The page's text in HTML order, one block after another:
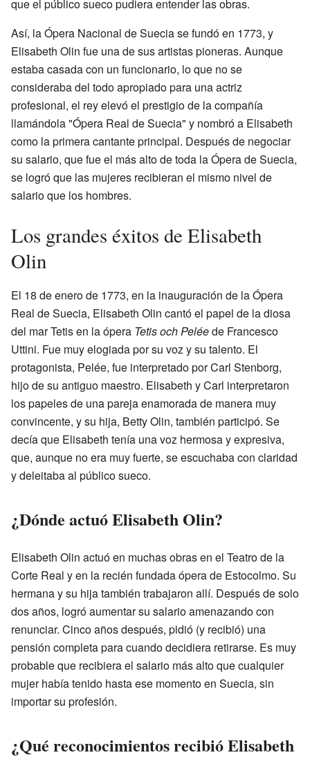
que el público sueco pudiera entender las obras.
Así, la Ópera Nacional de Suecia se fundó en 1773, y
Elisabeth Olin fue una de sus artistas pioneras. Aunque
estaba casada con un funcionario, lo que no se
consideraba del todo apropiado para una actriz
profesional, el rey elevó el prestigio de la compañía
llamándola "Ópera Real de Suecia" y nombró a Elisabeth
como la primera cantante principal. Después de negociar
su salario, que fue el más alto de toda la Ópera de Suecia,
se logró que las mujeres recibieran el mismo nivel de
salario que los hombres.
Los grandes éxitos de Elisabeth
Olin
El 18 de enero de 1773, en la inauguración de la Ópera
Real de Suecia, Elisabeth Olin cantó el papel de la diosa
del mar Tetis en la ópera Tetis och Peléede Francesco
Uttini. Fue muy elogiada por su voz y su talento. El
protagonista, Pelée, fue interpretado por Carl Stenborg,
hijo de su antiguo maestro. Elisabeth y Carl interpretaron
los papeles de una pareja enamorada de manera muy
convincente, y su hija, Betty Olin, también participó. Se
decía que Elisabeth tenía una voz hermosa y expresiva,
que, aunque no era muy fuerte, se escuchaba con claridad
y deleitaba al público sueco.
¿Dónde actuó Elisabeth Olin?
Elisabeth Olin actuó en muchas obras en el Teatro de la
Corte Real y en la recién fundada ópera de Estocolmo. Su
hermana y su hija también trabajaron allí. Después de solo
dos años, logró aumentar su salario amenazando con
renunciar. Cinco años después, pidió (y recibió) una
pensión completa para cuando decidiera retirarse. Es muy
probable que recibiera el salario más alto que cualquier
mujer había tenido hasta ese momento en Suecia, sin
importar su profesión.
¿Qué reconocimientos recibió Elisabeth